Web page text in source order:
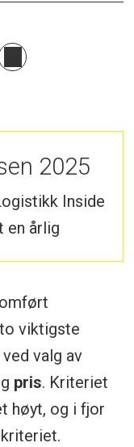
2025
Inside
en årlig
å
vareeiere.
viktigste
valg av
pris. Kriteriet
høyt, og i fjor